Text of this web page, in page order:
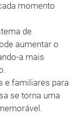
momento
de
aumentar o
a mais
e familiares para
se torna uma